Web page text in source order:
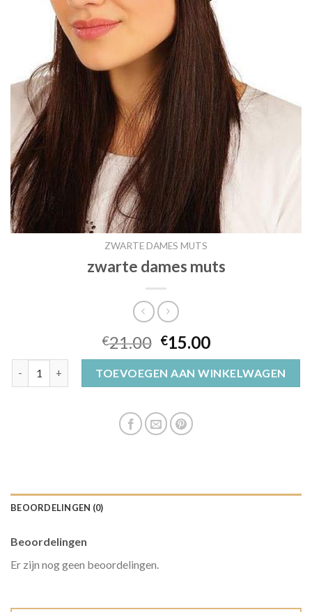
ZWARTE DAMES MUTS
zwarte dames muts
€21.00 €15.00
TOEVOEGEN AAN WINKELWAGEN
BEOORDELINGEN (0)
Beoordelingen
Er zijn nog geen beoordelingen.